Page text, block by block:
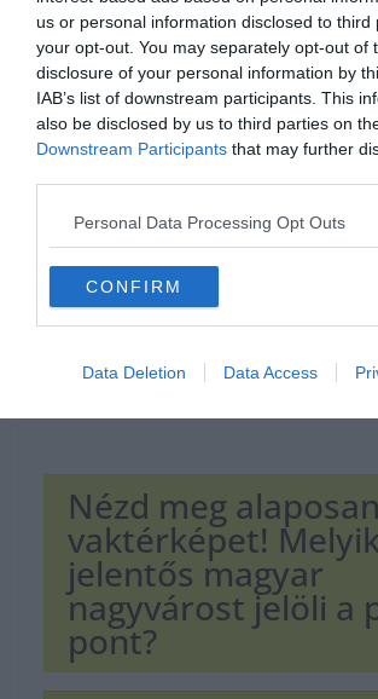
us or personal information disclosed to third
your opt-out. You may separately opt-out of
disclosure of your personal information by
IAB’s list of downstream participants. This
also be disclosed by us to third parties on
Downstream Participants that may further
Personal Data Processing Opt Outs
CONFIRM
Data Deletion Data Access
Hirdetés
Nézd meg
vaktérképet!
jelentős magyar
nagyvárost jelöli a
pont?